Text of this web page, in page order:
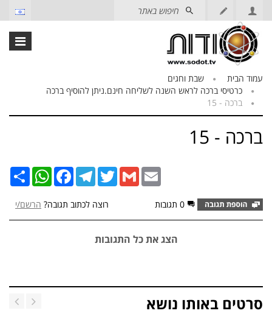
עמוד הבית
שבת וחגים
כרטיסי ברכה לראש השנה לשליחה חינם.ניתן להוסיף ברכה
ברכה - 15
ברכה - 15
שתף
WhatsAppFacebookTelegramTwitterGmailEmail
0 תגובות רוצה לכתוב תגובה? הרשם/י
הצג את כל התגובות
סרטים באותו נושא